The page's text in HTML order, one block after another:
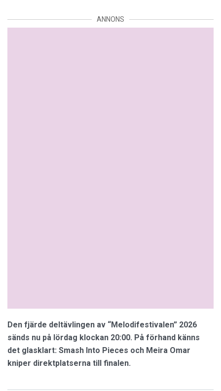
ANNONS
Den fjärde deltävlingen av “Melodifestivalen” 2026
sänds nu på lördag klockan 20:00. På förhand känns
det glasklart: Smash Into Pieces och Meira Omar
kniper direktplatserna till finalen.